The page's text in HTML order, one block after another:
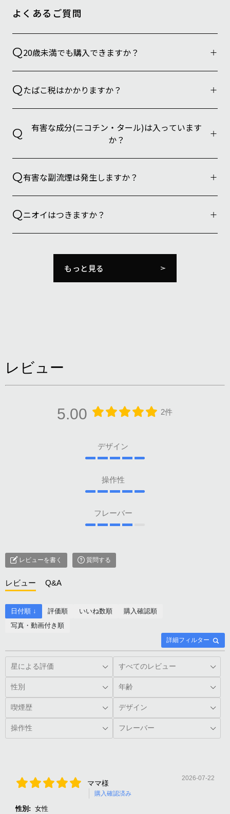
よくあるご質問
Q20歳未満でも購入できますか？
Qたばこ税はかかりますか？
Q
有害な成分(ニコチン・タール)は入っています
か？
Q有害な副流煙は発生しますか？
Qニオイはつきますか？
もっと見る
レビュー
5.00 2件
デザイン
操作性
フレーバー
レビューを書く 質問する
レビュー Q&A
詳細フィルター
日付順 ↓ 評価順 いいね数順
購入確認順
写真・動画付き順
ママ様
購入確認済み
2026-07-22
性別: 女性